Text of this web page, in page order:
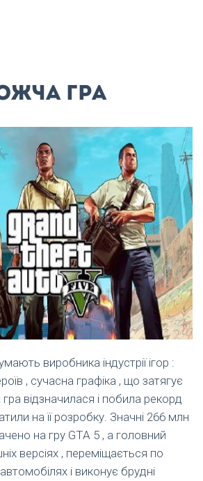
гра
виробника індустрії ігор :
, сучасна графіка , що затягує
відзначилася і побила рекорд
на її розробку. Значні 266 млн
на гру GTA 5 , а головний
версіях , переміщається по
і виконує брудні